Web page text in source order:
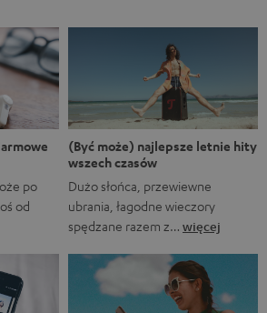
w którym rozgrywane są
z FUM. Oczywiście fani Marvela
że pierwsze trzy tytuły to filmy
gdy ostatnie to tytuły obecnych lub
seriali. […]
po
od
(Być może) najlepsze letnie hity
wszech czasów
Dużo słońca, przewiewne
ubrania, łagodne wieczory
spędzane razem z… więcej